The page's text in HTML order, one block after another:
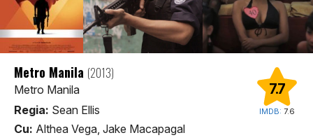
7.7
IMDB: 7.6
Metro Manila (2013)
Metro Manila
Regia: Sean Ellis
Cu: Althea Vega, Jake Macapagal